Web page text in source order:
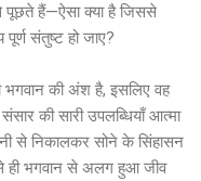
पूछते हैं—ऐसा क्या है जिससे
संतुष्ट हो जाए?
भगवान की अंश है, इसलिए वह
की सारी उपलब्धियाँ आत्मा
से निकालकर सोने के सिंहासन
ही भगवान से अलग हुआ जीव